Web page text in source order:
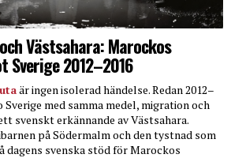
Västsahara: Marockos
2012–2016
är ingen isolerad händelse. Redan 2012–
Sverige med samma medel, migration och
svenskt erkännande av Västsahara.
på Södermalm och den tystnad som
dagens svenska stöd för Marockos